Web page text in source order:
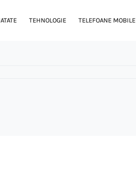
TEHNOLOGIE TELEFOANE MOBILE